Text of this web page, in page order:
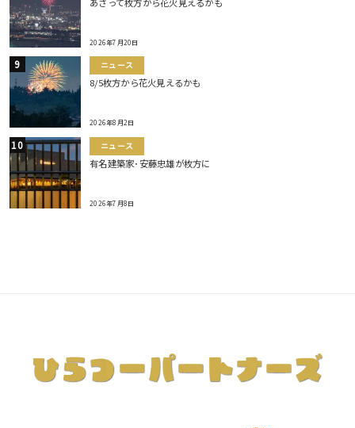
2026年7月20日
ニュース
8/5枚方から花火見えるかも
2026年8月2日
ニュース
有名建築家･安藤忠雄が枚方に
2026年7月8日